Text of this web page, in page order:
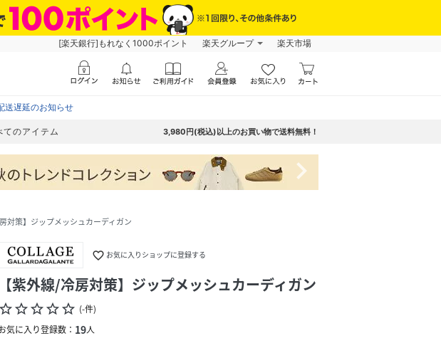
[楽天銀行]もれなく1000ポイント 楽天グループ 楽天市場
送遅延のお知らせ
てのアイテム 3,980円(税込)以上のお買い物で送料無料！
navigate_next
対策】ジップメッシュカーディガン
favorite_border お気に入りショップに登録する
【紫外線/冷房対策】ジップメッシュカーディガン
star_borderstar_borderstar_borderstar_borderstar_border (-件)
気に入り登録数： 19人